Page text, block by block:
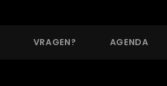
VRAGEN? AGENDA